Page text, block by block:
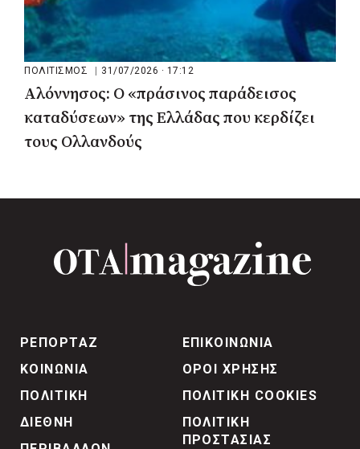
ΠΟΛΙΤΙΣΜΟΣ | 31/07/2026 · 17:12
Αλόννησος: Ο «πράσινος παράδεισος
καταδύσεων» της Ελλάδας που κερδίζει
τους Ολλανδούς
ΡΕΠΟΡΤΑΖ
ΚΟΙΝΩΝΙΑ
ΠΟΛΙΤΙΚΗ
ΔΙΕΘΝΗ
ΕΠΙΚΟΙΝΩΝΙΑ
ΟΡΟΙ ΧΡΗΣΗΣ
ΠΟΛΙΤΙΚΗ COOKIES
ΠΟΛΙΤΙΚΗ
ΠΡΟΣΤΑΣΙΑΣ